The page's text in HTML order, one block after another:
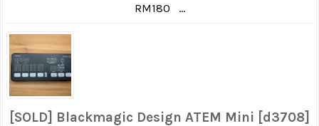
RM180 ...
[SOLD] Blackmagic Design ATEM Mini [d3708]